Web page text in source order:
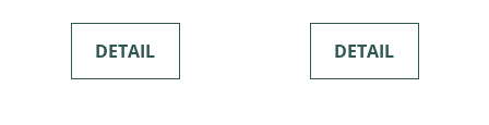
DETAIL DETAIL